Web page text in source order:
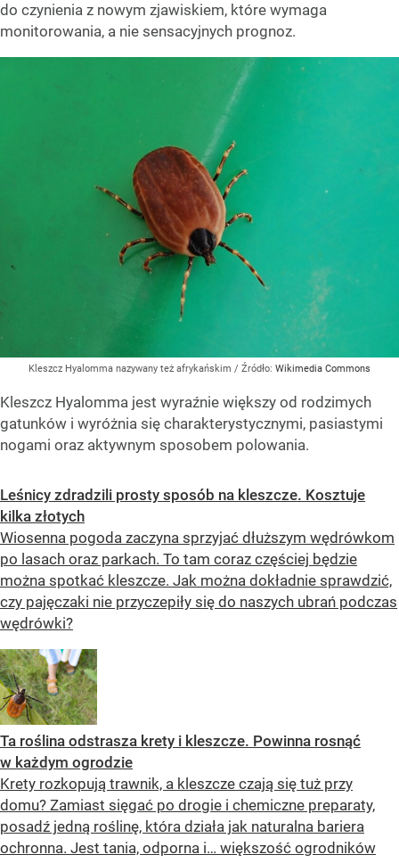
do czynienia z nowym zjawiskiem, które wymaga
monitorowania, a nie sensacyjnych prognoz.
Kleszcz Hyalomma nazywany też afrykańskim / Źródło: Wikimedia Commons
Kleszcz Hyalomma jest wyraźnie większy od rodzimych
gatunków i wyróżnia się charakterystycznymi, pasiastymi
nogami oraz aktywnym sposobem polowania.
Leśnicy zdradzili prosty sposób na kleszcze. Kosztuje
kilka złotych
Wiosenna pogoda zaczyna sprzyjać dłuższym wędrówkom
po lasach oraz parkach. To tam coraz częściej będzie
można spotkać kleszcze. Jak można dokładnie sprawdzić,
czy pajęczaki nie przyczepiły się do naszych ubrań podczas
wędrówki?
Ta roślina odstrasza krety i kleszcze. Powinna rosnąć
w każdym ogrodzie
Krety rozkopują trawnik, a kleszcze czają się tuż przy
domu? Zamiast sięgać po drogie i chemiczne preparaty,
posadź jedną roślinę, która działa jak naturalna bariera
ochronna. Jest tania, odporna i… większość ogrodników